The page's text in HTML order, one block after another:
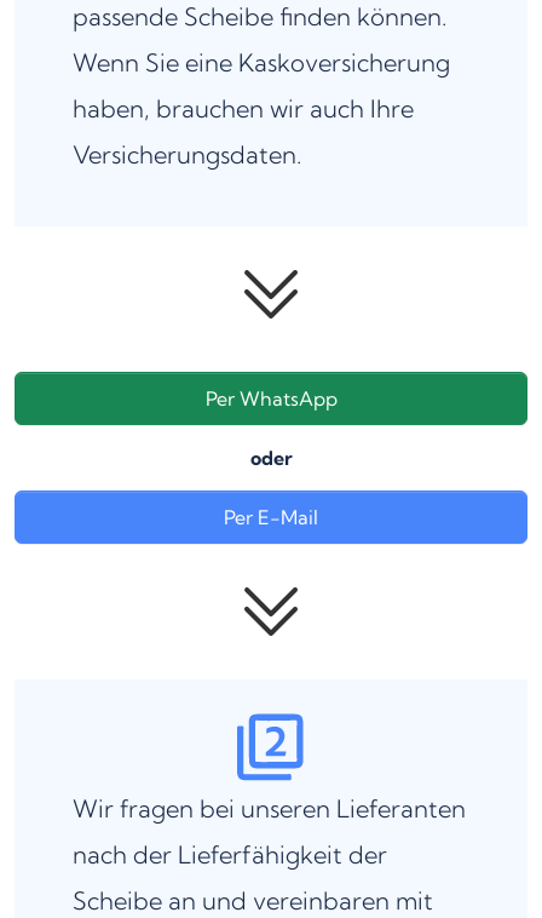
passende Scheibe finden können.
Wenn Sie eine Kaskoversicherung
haben, brauchen wir auch Ihre
Versicherungsdaten.
Per WhatsApp
oder
Per E-Mail
Wir fragen bei unseren Lieferanten
nach der Lieferfähigkeit der
Scheibe an und vereinbaren mit